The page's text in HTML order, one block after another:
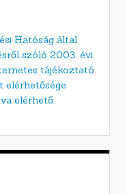
Hatóság által
szóló 2003. évi
tájékoztató
elérhetősége
elérhető.